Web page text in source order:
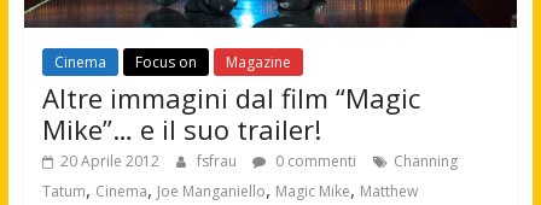
Cinema Focus on Magazine
Altre immagini dal film “Magic
Mike”… e il suo trailer!
20 Aprile 2012 fsfrau 0 commenti
Channing
Tatum, Cinema, Joe Manganiello, Magic Mike, Matthew